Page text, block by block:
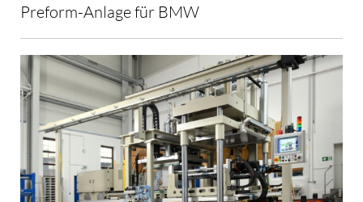
Preform-Anlage für BMW